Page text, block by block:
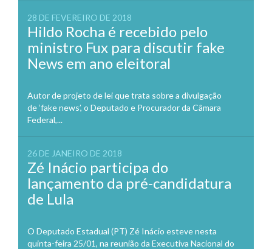
28 DE FEVEREIRO DE 2018
Hildo Rocha é recebido pelo
ministro Fux para discutir fake
News em ano eleitoral
Autor de projeto de lei que trata sobre a divulgação
de ‘fake news’, o Deputado e Procurador da Câmara
Federal,...
26 DE JANEIRO DE 2018
Zé Inácio participa do
lançamento da pré-candidatura
de Lula
O Deputado Estadual (PT) Zé Inácio esteve nesta
quinta-feira 25/01, na reunião da Executiva Nacional do